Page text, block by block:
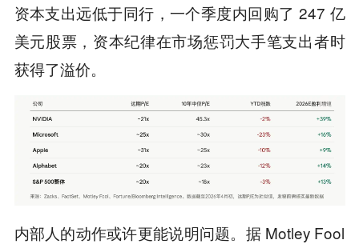
资本支出远低于同行，一个季度内回购了 247 亿
美元股票，资本纪律在市场惩罚大手笔支出者时
获得了溢价。
内部人的动作或许更能说明问题。据 Motley Fool